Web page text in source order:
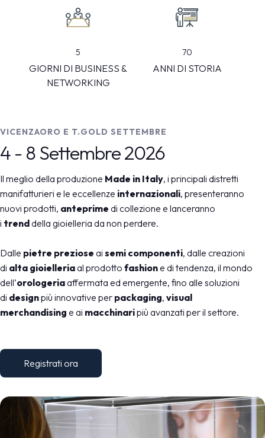
5
GIORNI DI BUSINESS &
NETWORKING
70
ANNI DI STORIA
VICENZAORO E T.GOLD SETTEMBRE
4 - 8 Settembre 2026
Il meglio della produzione Made in Italy, i principali distretti
manifatturieri e le eccellenze internazionali, presenteranno
nuovi prodotti, anteprime di collezione e lanceranno
i trenddella gioielleria da non perdere.
Dalle pietre preziose ai semi componenti, dalle creazioni
di alta gioielleriaal prodotto fashione di tendenza, il mondo
dell’orologeriaaffermata ed emergente, fino alle soluzioni
di designpiù innovative per packaging, visual
merchandising e ai macchinaripiù avanzati per il settore.
Registrati ora